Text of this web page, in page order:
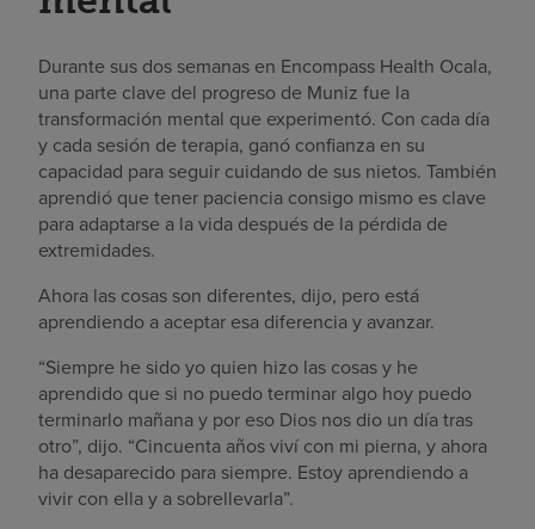
Durante sus dos semanas en Encompass Health Ocala,
una parte clave del progreso de Muniz fue la
transformación mental que experimentó. Con cada día
y cada sesión de terapia, ganó confianza en su
capacidad para seguir cuidando de sus nietos. También
aprendió que tener paciencia consigo mismo es clave
para adaptarse a la vida después de la pérdida de
extremidades.
Ahora las cosas son diferentes, dijo, pero está
aprendiendo a aceptar esa diferencia y avanzar.
“Siempre he sido yo quien hizo las cosas y he
aprendido que si no puedo terminar algo hoy puedo
terminarlo mañana y por eso Dios nos dio un día tras
otro”, dijo. “Cincuenta años viví con mi pierna, y ahora
ha desaparecido para siempre. Estoy aprendiendo a
vivir con ella y a sobrellevarla”.